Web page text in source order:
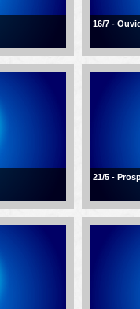
16/7 -
21/5 -